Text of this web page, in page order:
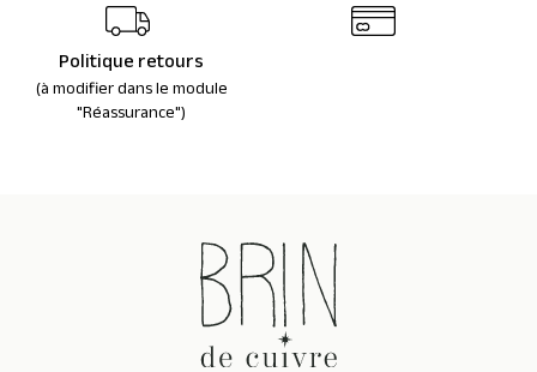
Politique retours
(à modifier dans le module
"Réassurance")